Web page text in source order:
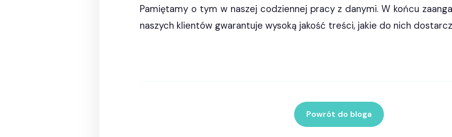
Pamiętamy o tym w naszej codziennej pracy z danymi. W końcu
naszych klientów gwarantuje wysoką jakość treści, jakie do nich
Powrót do bloga